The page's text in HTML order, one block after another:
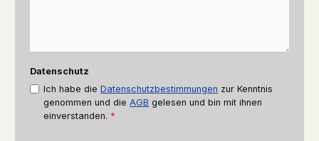
Datenschutz
Ich habe dieDatenschutzbestimmungen zur Kenntnis
genommen und dieAGB gelesen und bin mit ihnen
einverstanden. *